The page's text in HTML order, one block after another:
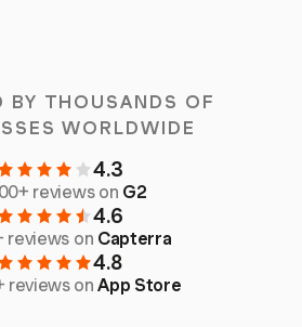
BY THOUSANDS OF
WORLDWIDE
4.3
reviews on G2
4.6
reviews on Capterra
4.8
reviews onApp Store